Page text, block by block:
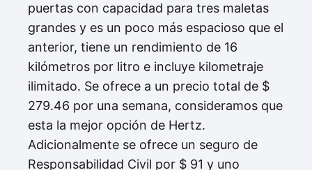
puertas con capacidad para tres maletas
grandes y es un poco más espacioso que el
anterior, tiene un rendimiento de 16
kilómetros por litro e incluye kilometraje
ilimitado. Se ofrece a un precio total de $
279.46 por una semana, consideramos que
esta la mejor opción de Hertz.
Adicionalmente se ofrece un seguro de
Responsabilidad Civil por $ 91 y uno